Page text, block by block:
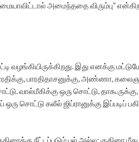
அமைந்ததை விரும்பு”
வழங்கியிருக்கிறது. இது எனக்கு
பாரதிக்கு, பாரதிதாசனுக்கு, அண்ணா,
வால்மீகிக்கு ஒரு சொட்டு,
சொட்டு கலீல் ஜிப்ரானுக்கு இப்படிப்
நீட்டப்படும் புல் அல்ல; குதிரை